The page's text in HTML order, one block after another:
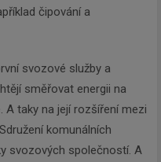
čipování a
svozové služby a
směřovat energii na
A taky na její rozšíření mezi
komunálních
svozových společností. A